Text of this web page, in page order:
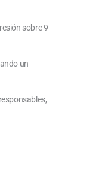
sobre 9
un